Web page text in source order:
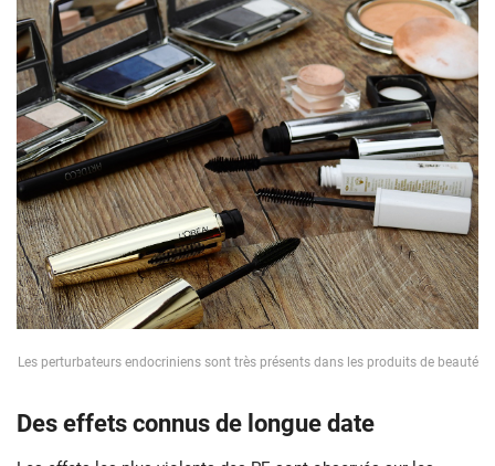
Les perturbateurs endocriniens sont très présents dans les produits de beauté
Des effets connus de longue date